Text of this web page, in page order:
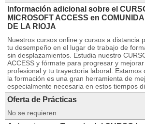
Información adicional sobre el
MICROSOFT ACCESS en
DE LA RIOJA
Nuestros cursos online y cursos a distancia
tu desempeño en el lugar de trabajo de
sin desplazamientos. Estudia nuestro
ACCESS y fórmate para progresar y
profesional y tu trayectoria laboral. Estamos
la formación es una gran herramienta de
especialmente necesaria en estos tiempos
Oferta de Prácticas
No se requieren